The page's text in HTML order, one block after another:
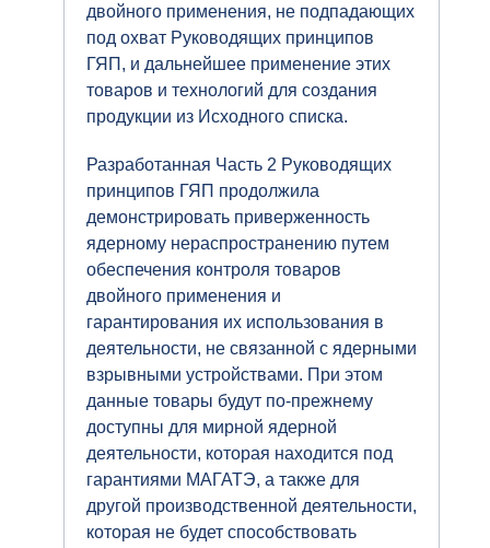
двойного применения, не подпадающих
под охват Руководящих принципов
ГЯП, и дальнейшее применение этих
товаров и технологий для создания
продукции из Исходного списка.
Разработанная Часть 2 Руководящих
принципов ГЯП продолжила
демонстрировать приверженность
ядерному нераспространению путем
обеспечения контроля товаров
двойного применения и
гарантирования их использования в
деятельности, не связанной с ядерными
взрывными устройствами. При этом
данные товары будут по-прежнему
доступны для мирной ядерной
деятельности, которая находится под
гарантиями МАГАТЭ, а также для
другой производственной деятельности,
которая не будет способствовать